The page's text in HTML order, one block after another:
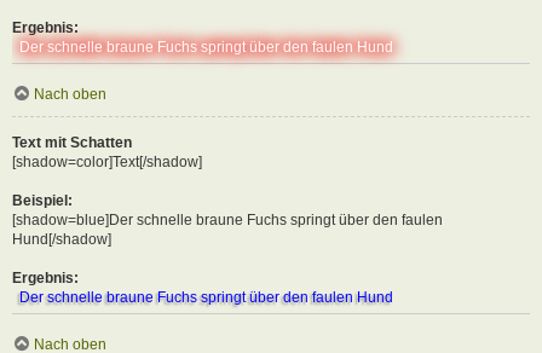
Ergebnis:
Der schnelle braune Fuchs springt über den faulen Hund
Nach oben
Text mit Schatten
[shadow=color]Text[/shadow]
Beispiel:
[shadow=blue]Der schnelle braune Fuchs springt über den faulen
Hund[/shadow]
Ergebnis:
Der schnelle braune Fuchs springt über den faulen Hund
Nach oben